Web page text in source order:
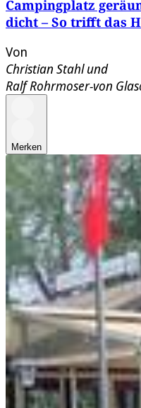
Campingplatz
dicht – So trifft das
Von
Christian Stahlund
Ralf Rohrmoser-von
Merken